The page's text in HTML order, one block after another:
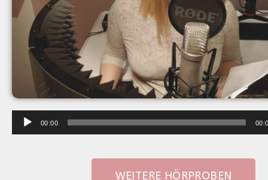
Audio-
Player
00:00
WEITERE HÖRPROBEN